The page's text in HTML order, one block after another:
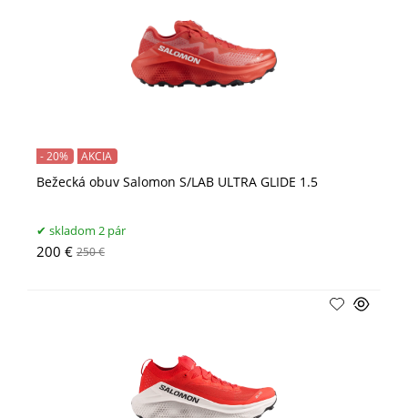
Bežecká obuv Salomon S/LAB ULTRA GLIDE 1.5
- 20% AKCIA
skladom 2 pár
200 € 250 €